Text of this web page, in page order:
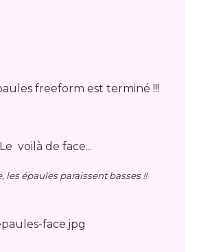
freeform est terminé !!!
Le voilà de face...
les épaules paraissent basses !!